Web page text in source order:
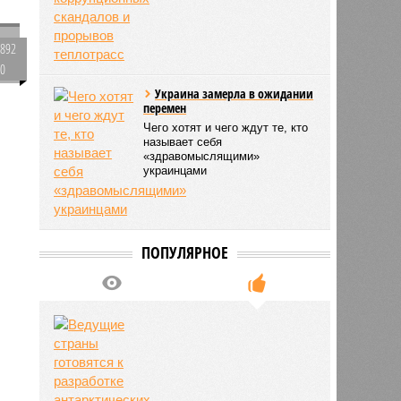
892
0
Украина замерла в ожидании
перемен
Чего хотят и чего ждут те, кто
называет себя
«здравомыслящими»
украинцами
ПОПУЛЯРНОЕ